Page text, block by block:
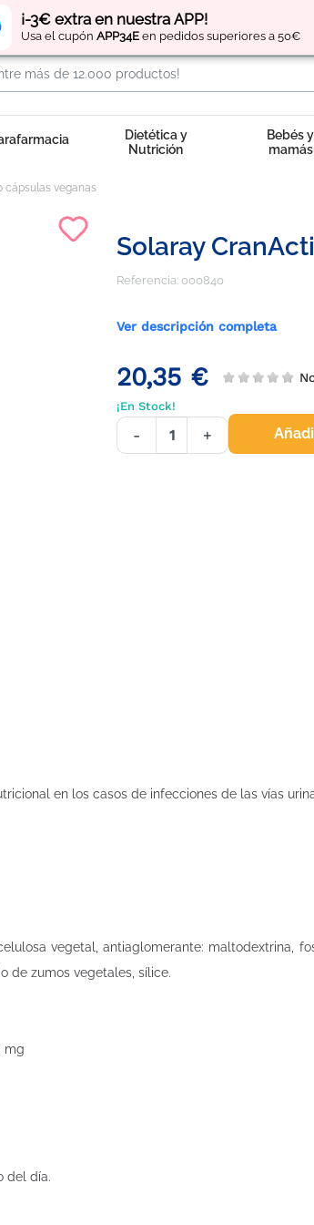
¡-3€ extra en nuestra APP!
Usa el cupón APP34E en pedidos superiores a 50€
Regístratey obtén
Dietética y
Nutrición
Bebés y
mamás
cápsulas veganas
Solaray
Referencia: 000840
Ver descripción completa
20,35 €
¡En Stock!
- +
en los casos de infecciones de las vías
vegetal, antiaglomerante: maltodextrina,
de zumos vegetales, sílice.
mg
del día.